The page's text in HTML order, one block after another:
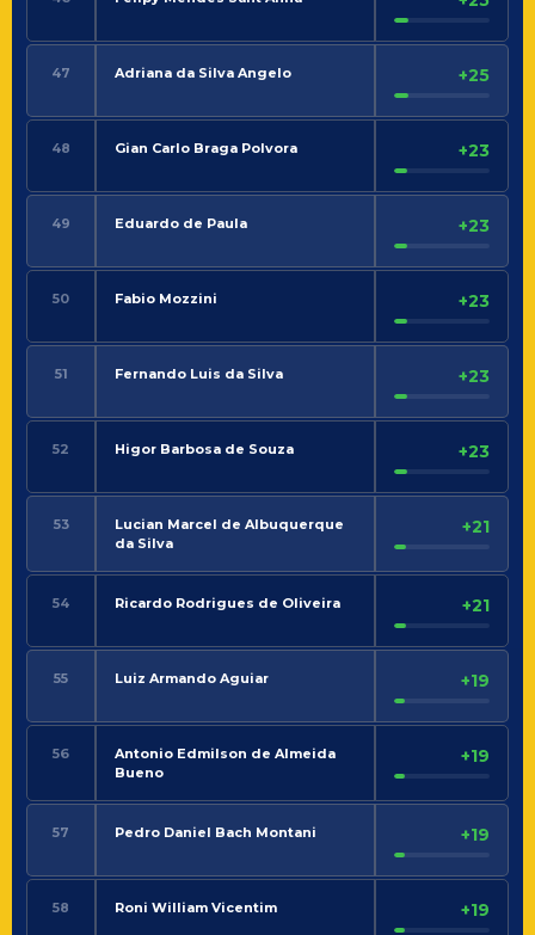
47 Adriana da Silva Angelo +25
48 Gian Carlo Braga Polvora +23
49 Eduardo de Paula +23
50 Fabio Mozzini +23
51 Fernando Luis da Silva +23
52 Higor Barbosa de Souza +23
53
Lucian Marcel de Albuquerque
da Silva
+21
54 Ricardo Rodrigues de Oliveira +21
55 Luiz Armando Aguiar +19
56
Antonio Edmilson de Almeida
Bueno
+19
57 Pedro Daniel Bach Montani +19
58 Roni William Vicentim +19